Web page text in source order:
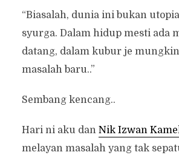
“Biasalah, dunia ini bukan
syurga. Dalam hidup mesti ada
datang, dalam kubur je
masalah baru..”
Sembang kencang..
Hari ni aku dan Nik Izwan
melayan masalah yang tak